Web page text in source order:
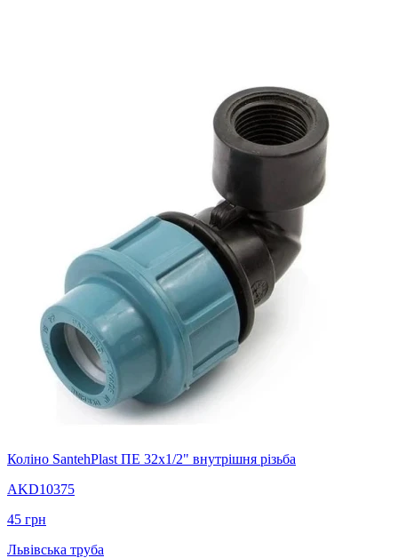
Коліно SantehPlast ПЕ 32x1/2" внутрішня різьба
AKD10375
45 грн
Львівська труба